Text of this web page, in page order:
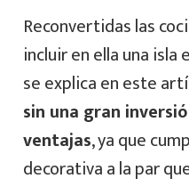
Reconvertidas las
incluir en ella una isla
se explica en este
sin una gran
ventajas, ya que
decorativa a la par